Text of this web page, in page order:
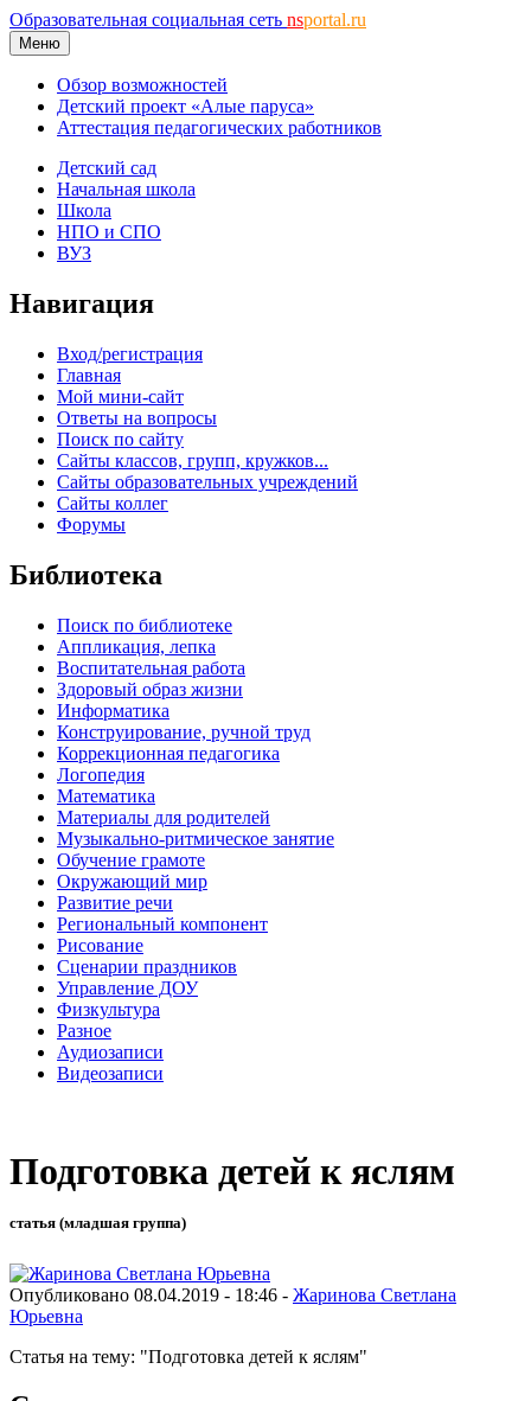
Образовательная социальная сеть nsportal.ru
Меню
Обзор возможностей
Детский проект «Алые паруса»
Аттестация педагогических работников
Детский сад
Начальная школа
Школа
НПО и СПО
ВУЗ
Навигация
Вход/регистрация
Главная
Мой мини-сайт
Ответы на вопросы
Поиск по сайту
Сайты классов, групп, кружков...
Сайты образовательных учреждений
Сайты коллег
Форумы
Библиотека
Поиск по библиотеке
Аппликация, лепка
Воспитательная работа
Здоровый образ жизни
Информатика
Конструирование, ручной труд
Коррекционная педагогика
Логопедия
Математика
Материалы для родителей
Музыкально-ритмическое занятие
Обучение грамоте
Окружающий мир
Развитие речи
Региональный компонент
Рисование
Сценарии праздников
Управление ДОУ
Физкультура
Разное
Аудиозаписи
Видеозаписи
Подготовка детей к яслям
статья (младшая группа)
Опубликовано 08.04.2019 - 18:46 - Жаринова Светлана
Юрьевна
Статья на тему: "Подготовка детей к яслям"